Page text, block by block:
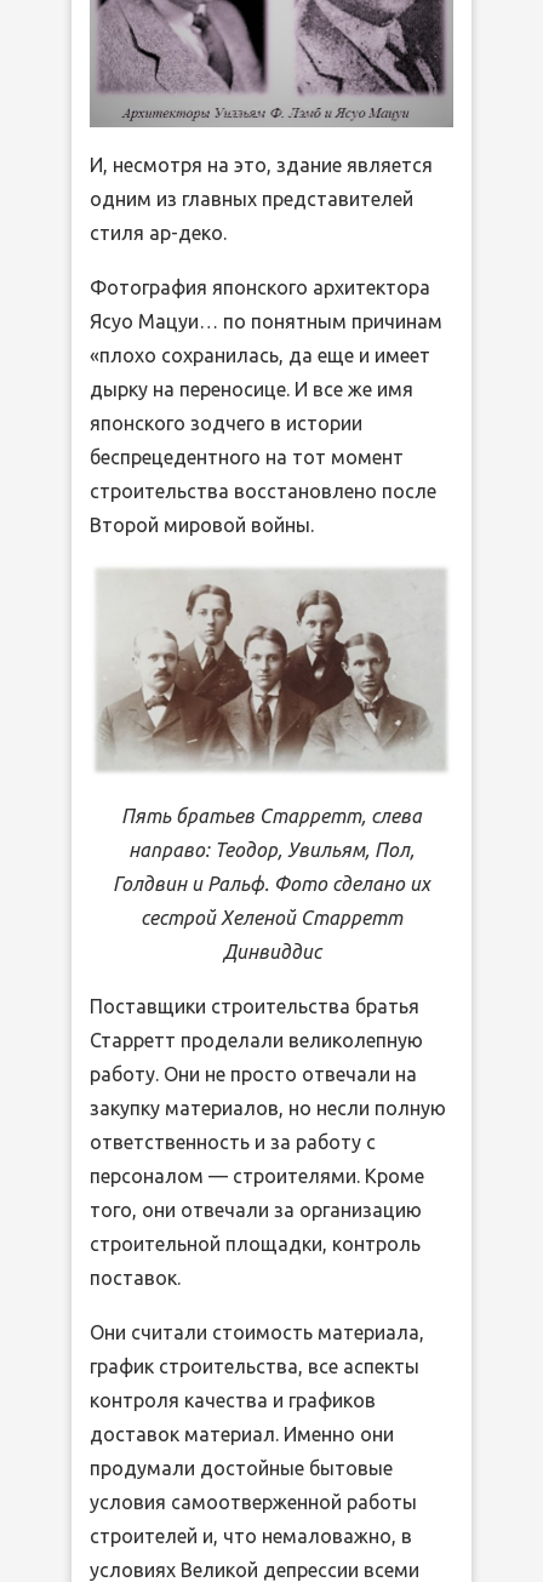
И, несмотря на это, здание является
одним из главных представителей
стиля ар-деко.
Фотография японского архитектора
Ясуо Мацуи… по понятным причинам
«плохо сохранилась, да еще и имеет
дырку на переносице. И все же имя
японского зодчего в истории
беспрецедентного на тот момент
строительства восстановлено после
Второй мировой войны.
Пять братьев Старретт, слева
направо: Теодор, Увильям, Пол,
Голдвин и Ральф. Фото сделано их
сестрой Хеленой Старретт
Динвиддис
Поставщики строительства братья
Старретт проделали великолепную
работу. Они не просто отвечали на
закупку материалов, но несли полную
ответственность и за работу с
персоналом — строителями. Кроме
того, они отвечали за организацию
строительной площадки, контроль
поставок.
Они считали стоимость материала,
график строительства, все аспекты
контроля качества и графиков
доставок материал. Именно они
продумали достойные бытовые
условия самоотверженной работы
строителей и, что немаловажно, в
условиях Великой депрессии всеми